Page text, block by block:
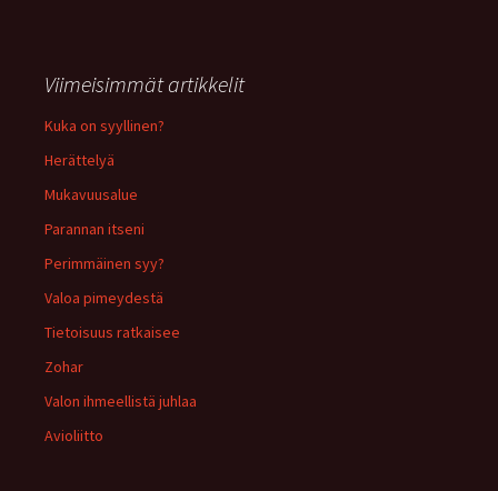
Viimeisimmät artikkelit
Kuka on syyllinen?
Herättelyä
Mukavuusalue
Parannan itseni
Perimmäinen syy?
Valoa pimeydestä
Tietoisuus ratkaisee
Zohar
Valon ihmeellistä juhlaa
Avioliitto